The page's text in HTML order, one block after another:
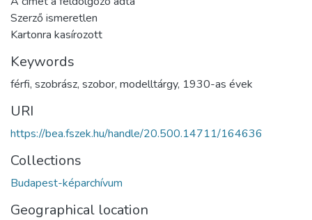
Szerző ismeretlen
Kartonra kasírozott
Keywords
férfi, szobrász, szobor, modelltárgy, 1930-as évek
URI
https://bea.fszek.hu/handle/20.500.14711/164636
Collections
Budapest-képarchívum
Geographical location